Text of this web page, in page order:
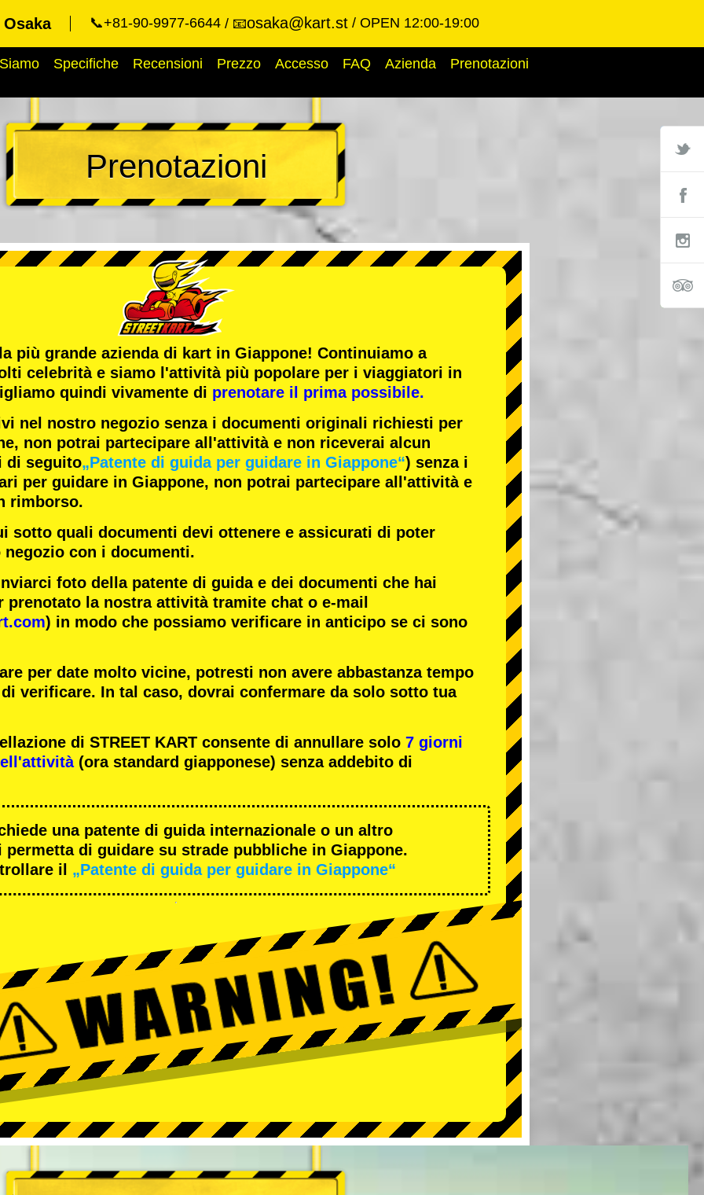
📞+81-90-9977-6644 📧osaka@kart.st OPEN 12:00-19:00
Specifiche Recensioni Prezzo Accesso FAQ Azienda Prenotazioni
Prenotazioni
più grande azienda di kart in Giappone! Continuiamo a
celebritàe siamo l'attività più popolare per i viaggiatori in
quindi vivamente di prenotare il prima possibile.
nel nostro negozio senza i documenti originali richiesti per
non potrai partecipare all'attività e non riceverai alcun
di seguito„Patente di guida per guidare in Giappone“) senza i
per guidare in Giappone, non potrai partecipare all'attività e
rimborso.
sotto quali documenti devi ottenere e assicurati di poter
con i documenti.
foto della patente di guida e dei documenti che hai
prenotato la nostra attività tramite chat o e-mail
) in modo che possiamo verificare in anticipo se ci sono
per date molto vicine, potresti non avere abbastanza tempo
verificare. In tal caso, dovrai confermare da solo sotto tua
di STREET KART consente di annullare solo 7 giorni
(ora standard giapponese) senza addebito di
una patente di guida internazionale o un altro
permetta di guidare su strade pubbliche in Giappone.
il
„Patente di guida per guidare in Giappone“